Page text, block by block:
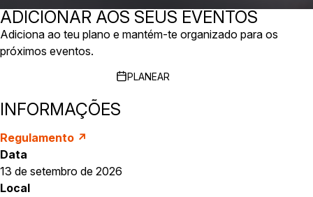
ADICIONAR AOS SEUS EVENTOS
Adiciona ao teu plano e mantém-te organizado para os
próximos eventos.
PLANEAR
INFORMAÇÕES
Regulamento ↗
Data
13 de setembro de 2026
Local